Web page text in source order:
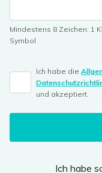
Mindestens 8 Zeichen: 1
Symbol
Ich habe die
und akzeptiert.
Ich habe